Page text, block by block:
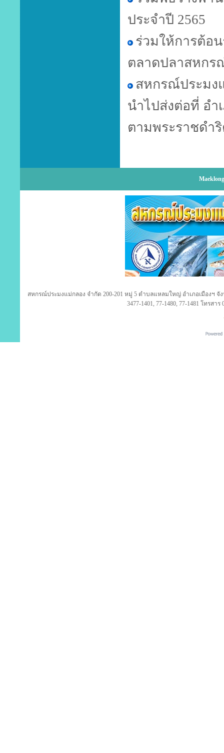
ประจำปี 2565
ร่วมให้การต้อ
ตลาดปลาสหกร
สหกรณ์ประมง
นำไปส่งต่อที่ อำ
ตามพระราชดำ
สหกรณ์ประมงแม่กลอง จำกัด 200-201 หมู่ 5 ตำบลแหลมใหญ่ อำเภอเมืองฯ จั
3477-1401, 77-1480, 77-1481 โทรสาร